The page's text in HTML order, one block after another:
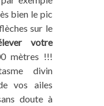
bien le pic
sur le
votre
mètres !!!
divin
vos ailes
doute à